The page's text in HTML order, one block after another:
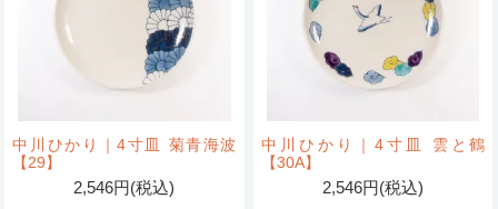
中川ひかり｜4寸皿 菊青海波
【29】
2,546円(税込)
中川ひかり｜4寸皿 雲と鶴
【30A】
2,546円(税込)